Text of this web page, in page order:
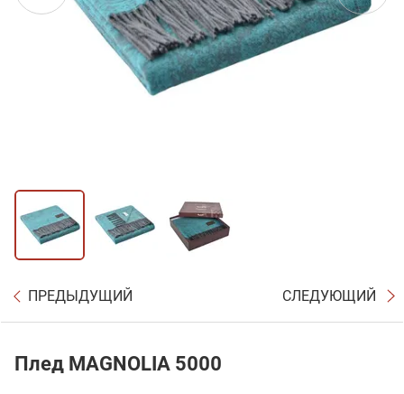
ПРЕДЫДУЩИЙ СЛЕДУЮЩИЙ
Плед MAGNOLIA 5000